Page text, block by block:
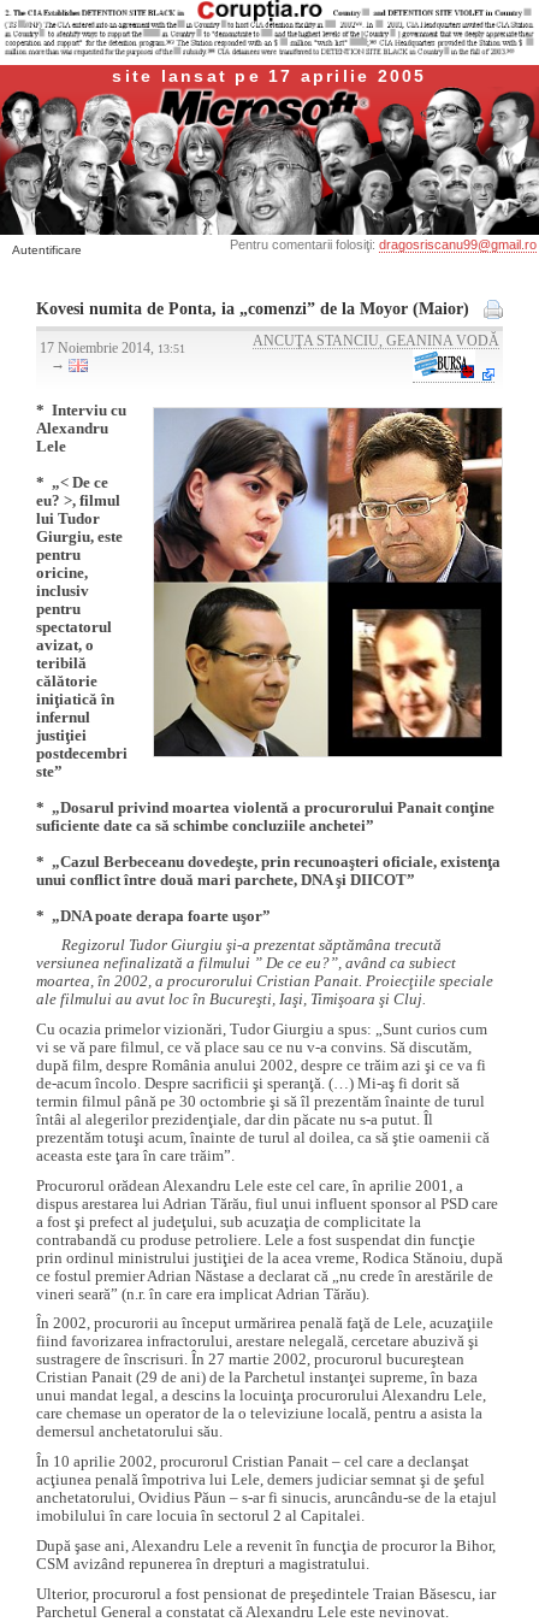
site lansat pe 17 aprilie 2005
Autentificare Pentru comentarii folosiţi: dragosriscanu99@gmail.ro
Kovesi numita de Ponta, ia „comenzi” de la Moyor (Maior)
17 Noiembrie 2014, 13:51
→
ANCUŢA STANCIU, GEANINA VODĂ
* Interviu cu
Alexandru
Lele
* „< De ce
eu? >, filmul
lui Tudor
Giurgiu, este
pentru
oricine,
inclusiv
pentru
spectatorul
avizat, o
teribilă
călătorie
iniţiatică în
infernul
justiţiei
postdecembri
ste”
* „Dosarul privind moartea violentă a procurorului Panait conţine
suficiente date ca să schimbe concluziile anchetei”
* „Cazul Berbeceanu dovedeşte, prin recunoaşteri oficiale, existenţa
unui conflict între două mari parchete, DNA şi DIICOT”
* „DNA poate derapa foarte uşor”
Regizorul Tudor Giurgiu şi-a prezentat săptămâna trecută
versiunea nefinalizată a filmului ” De ce eu?”, având ca subiect
moartea, în 2002, a procurorului Cristian Panait. Proiecţiile speciale
ale filmului au avut loc în Bucureşti, Iaşi, Timişoara şi Cluj.
Cu ocazia primelor vizionări, Tudor Giurgiu a spus: „Sunt curios cum
vi se vă pare filmul, ce vă place sau ce nu v-a convins. Să discutăm,
după film, despre România anului 2002, despre ce trăim azi şi ce va fi
de-acum încolo. Despre sacrificii şi speranţă. (…) Mi-aş fi dorit să
termin filmul până pe 30 octombrie şi să îl prezentăm înainte de turul
întâi al alegerilor prezidenţiale, dar din păcate nu s-a putut. Îl
prezentăm totuşi acum, înainte de turul al doilea, ca să ştie oamenii că
aceasta este ţara în care trăim”.
Procurorul orădean Alexandru Lele este cel care, în aprilie 2001, a
dispus arestarea lui Adrian Tărău, fiul unui influent sponsor al PSD care
a fost şi prefect al judeţului, sub acuzaţia de complicitate la
contrabandă cu produse petroliere. Lele a fost suspendat din funcţie
prin ordinul ministrului justiţiei de la acea vreme, Rodica Stănoiu, după
ce fostul premier Adrian Năstase a declarat că „nu crede în arestările de
vineri seară” (n.r. în care era implicat Adrian Tărău).
În 2002, procurorii au început urmărirea penală faţă de Lele, acuzaţiile
fiind favorizarea infractorului, arestare nelegală, cercetare abuzivă şi
sustragere de înscrisuri. În 27 martie 2002, procurorul bucureştean
Cristian Panait (29 de ani) de la Parchetul instanţei supreme, în baza
unui mandat legal, a descins la locuinţa procurorului Alexandru Lele,
care chemase un operator de la o televiziune locală, pentru a asista la
demersul anchetatorului său.
În 10 aprilie 2002, procurorul Cristian Panait – cel care a declanşat
acţiunea penală împotriva lui Lele, demers judiciar semnat şi de şeful
anchetatorului, Ovidius Păun – s-ar fi sinucis, aruncându-se de la etajul
imobilului în care locuia în sectorul 2 al Capitalei.
După şase ani, Alexandru Lele a revenit în funcţia de procuror la Bihor,
CSM avizând repunerea în drepturi a magistratului.
Ulterior, procurorul a fost pensionat de preşedintele Traian Băsescu, iar
Parchetul General a constatat că Alexandru Lele este nevinovat.